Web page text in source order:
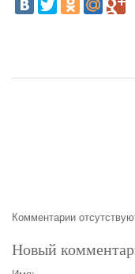
Комментарии
Новый